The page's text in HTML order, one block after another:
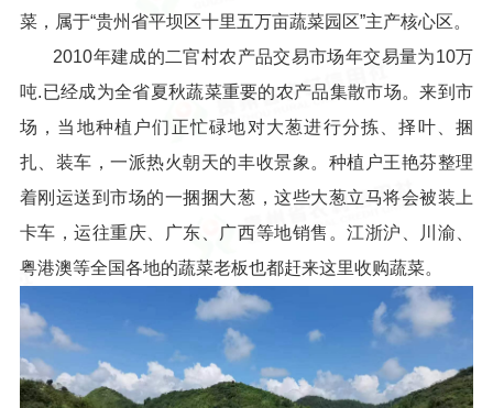
菜，属于“贵州省平坝区十里五万亩蔬菜园区”主产核心区。
2010年建成的二官村农产品交易市场年交易量为10万
吨.已经成为全省夏秋蔬菜重要的农产品集散市场。来到市
场，当地种植户们正忙碌地对大葱进行分拣、择叶、捆
扎、装车，一派热火朝天的丰收景象。种植户王艳芬整理
着刚运送到市场的一捆捆大葱，这些大葱立马将会被装上
卡车，运往重庆、广东、广西等地销售。江浙沪、川渝、
粤港澳等全国各地的蔬菜老板也都赶来这里收购蔬菜。